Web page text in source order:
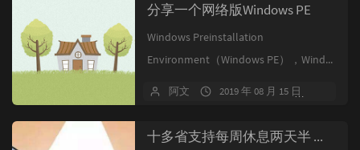
分享一个网络版Windows PE
Windows Preinstallation
Environment（Windows PE），Wind...
阿文 2019 年 08 月 15 日
十多省支持每周休息两天半 网友：双休日都难保证